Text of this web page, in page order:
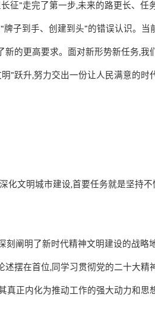
长征”走完了第一步,未来的路更长、任
“牌子到手、创建到头”的错误认识。当
新的更高要求。面对新形势新任务,我
明”跃升,努力交出一份让人民满意的时
化文明城市建设,首要任务就是坚持不
刻阐明了新时代精神文明建设的战略
述摆在首位,同学习贯彻党的二十大精
真正内化为推动工作的强大动力和思